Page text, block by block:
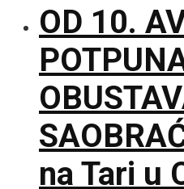
OD 10.
na Tari u